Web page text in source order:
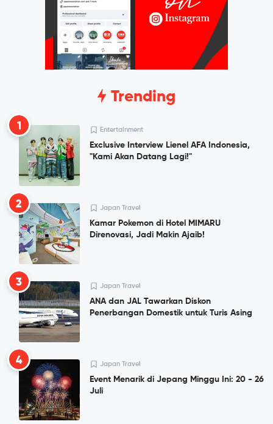
Trending
1 Entertainment
Exclusive Interview Lienel AFA Indonesia,
"Kami Akan Datang Lagi!"
2 Japan Travel
Kamar Pokemon di Hotel MIMARU
Direnovasi, Jadi Makin Ajaib!
3 Japan Travel
ANA dan JAL Tawarkan Diskon
Penerbangan Domestik untuk Turis Asing
4 Japan Travel
Event Menarik di Jepang Minggu Ini: 20 - 26
Juli